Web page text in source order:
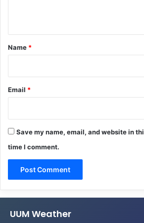
*
Name *
Email *
Save my name, email, and website in
time I comment.
UUM Weather